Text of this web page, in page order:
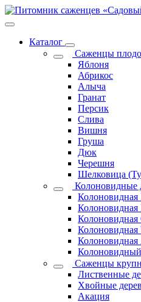
Каталог
Саженцы
Яблоня
Абрикос
Алыча
Гранат
Персик
Слива
Вишня
Груша
Дюк
Черешня
Шелковица
Колоновидные
Колоновидная
Колоновидная
Колоновидная
Саженцы
Лиственные
Хвойные
Акация